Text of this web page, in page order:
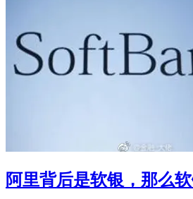
阿里背后是软银，那么